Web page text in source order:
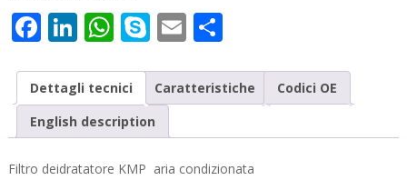
Facebook
LinkedIn
WhatsApp
Skype
EmailCondividi
Dettagli tecnici Caratteristiche
Codici OE
English description
Filtro deidratatore KMP aria condizionata